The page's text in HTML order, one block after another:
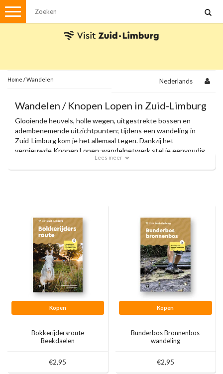
Menu
Met de auto
Visvergunningen
Brochures en kaarten
Plattegronden
Uit de streek
Ansichtkaarten
Home /Wandelen Nederlands
Wandelen / Knopen Lopen in Zuid-Limburg
Glooiende heuvels, holle wegen, uitgestrekte bossen en
adembenemende uitzichtpunten; tijdens een wandeling in
Zuid-Limburg kom je het allemaal tegen. Dankzij het
vernieuwde Knopen Lopen-wandelnetwerk stel je eenvoudig
je eigen route samen en volg je moeiteloos de knooppunten.
Met onze officiële wandelkaarten en zorgvuldig
Lees meer
Kopen
Bokkerijdersroute
Beekdaelen
€2,95
Kopen
Bunderbos Bronnenbos
wandeling
€2,95